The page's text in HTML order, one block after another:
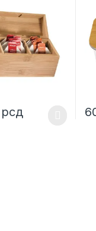
рсд
has multiple variants.